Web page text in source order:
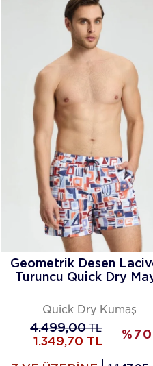
Geometrik Desen
Turuncu Quick Dry
Quick Dry Kumaş
4.499,00TL
1.349,70 TL
% 70